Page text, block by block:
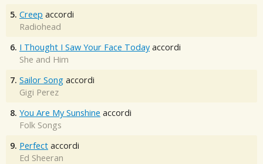
5. Creep accordi
Radiohead
6. I Thought I Saw Your Face Today accordi
She and Him
7. Sailor Song accordi
Gigi Perez
8. You Are My Sunshine accordi
Folk Songs
9. Perfect accordi
Ed Sheeran